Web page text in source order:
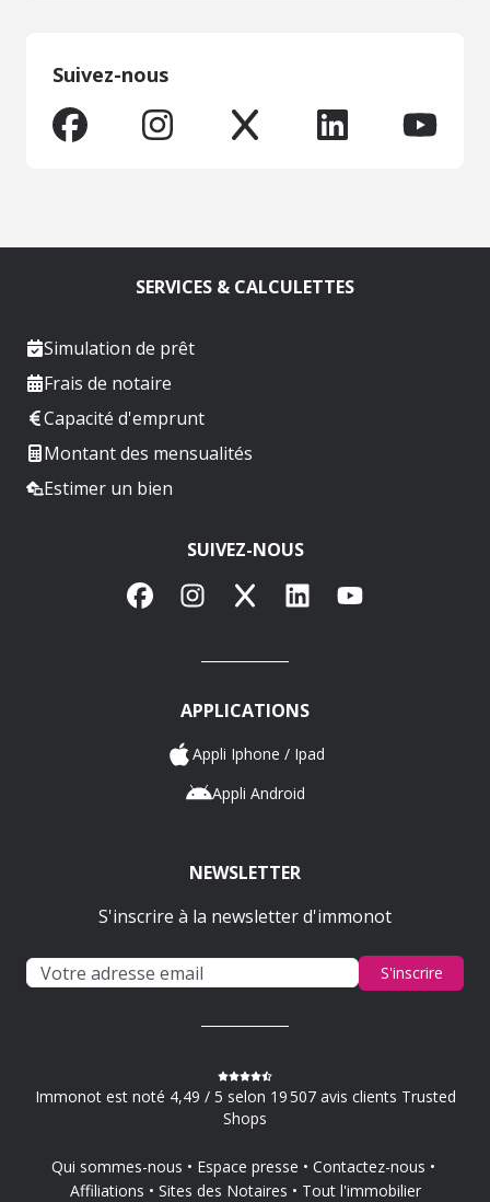
Suivez-nous
SERVICES & CALCULETTES
Simulation de prêt
Frais de notaire
Capacité d'emprunt
Montant des mensualités
Estimer un bien
SUIVEZ-NOUS
FacebookInstagram
X LinkedInYouTube
APPLICATIONS
Appli Iphone / Ipad
Appli Android
NEWSLETTER
S'inscrire à la newsletter d'immonot
S'inscrire
Immonot est noté 4,49 / 5 selon 19 507 avis clients Trusted
Shops
Qui sommes-nous Espace presse
Contactez-nous
Affiliations
Sites des Notaires Tout l'immobilier